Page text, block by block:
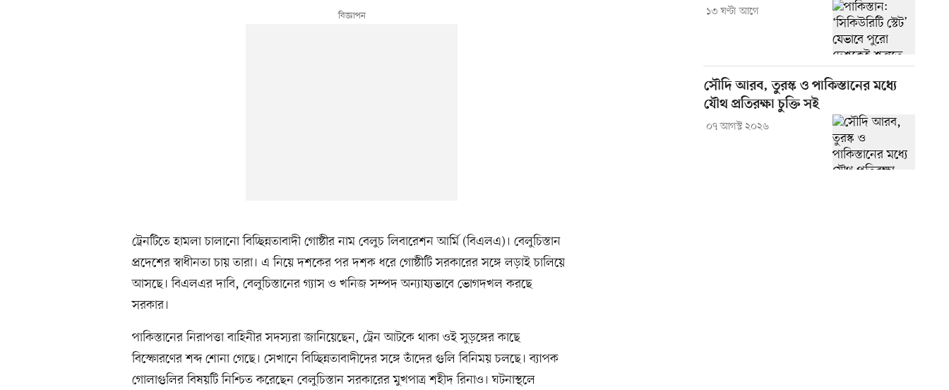
ট্রেনটিতে হামলা চালানো বিচ্ছিন্নতাবাদী গোষ্ঠীর নাম বেলুচ লিবারেশন আর্মি (বিএলএ)। বেলুচিস্তান
প্রদেশের স্বাধীনতা চায় তারা। এ নিয়ে দশকের পর দশক ধরে গোষ্ঠীটি সরকারের সঙ্গে লড়াই চালিয়ে
আসছে। বিএলএর দাবি, বেলুচিস্তানের গ্যাস ও খনিজ সম্পদ অন্যায্যভাবে ভোগদখল করছে
সরকার।
পাকিস্তানের নিরাপত্তা বাহিনীর সদস্যরা জানিয়েছেন, ট্রেন আটকে থাকা ওই সুড়ঙ্গের কাছে
বিস্ফোরণের শব্দ শোনা গেছে। সেখানে বিচ্ছিন্নতাবাদীদের সঙ্গে তাঁদের গুলি বিনিময় চলছে। ব্যাপক
গোলাগুলির বিষয়টি নিশ্চিত করেছেন বেলুচিস্তান সরকারের মুখপাত্র শহীদ রিনাও। ঘটনাস্থলে
১৩ ঘণ্টা আগে
সৌদি আরব, তুরস্ক ও পাকিস্তানের মধ্যে
যৌথ প্রতিরক্ষা চুক্তি সই
০৭ আগস্ট ২০২৬